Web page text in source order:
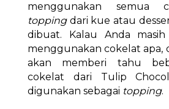
menggunakan semua
topping dari kue atau
dibuat. Kalau Anda
menggunakan cokelat apa,
akan memberi tahu
cokelat dari Tulip
digunakan sebagai topping.